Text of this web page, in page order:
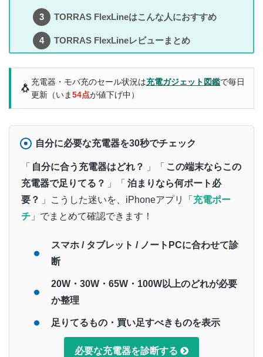
TORRAS FlexLineはこんな人におすすめ
TORRAS FlexLineレビューまとめ
🐧 充電器・モバ充のセール状況は充電ガジェット図鑑で毎日
更新（いま54点が値下げ中）
自分に必要な充電器を30秒でチェック
「 自分に合う充電器はどれ？ 」「 この端末ならこの
充電器で足りてる？ 」「 泊まりなら何ポート必
要？ 」こうした迷いを、iPhoneアプリ「 充電ポー
チ 」でまとめて確認できます！
スマホ / タブレット / ノートPCに合わせて診
断
20W・30W・65W・100W以上のどれが必要
か整理
足りてるもの・買い足すべきものを表示
必要な充電器を診断する